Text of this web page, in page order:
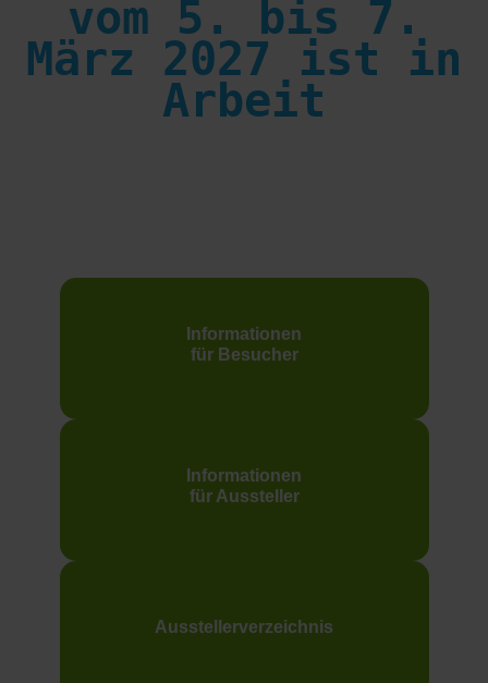
vom 5. bis 7.
März 2027 ist in
Arbeit
Informationen
für Besucher
Informationen
für Aussteller
Ausstellerverzeichnis